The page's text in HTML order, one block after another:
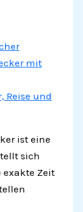
mit
Reise und
ist eine
sich
exakte Zeit